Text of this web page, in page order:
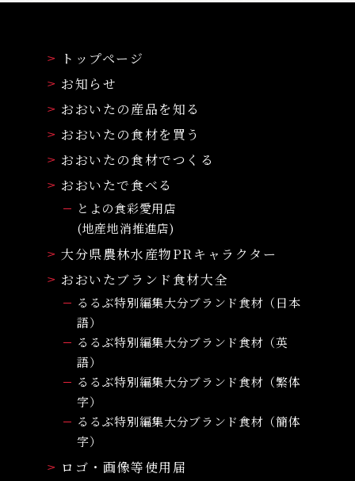
トップページ
お知らせ
おおいたの産品を知る
おおいたの食材を買う
おおいたの食材でつくる
おおいたで食べる
とよの食彩愛用店
(地産地消推進店)
大分県農林水産物PRキャラクター
おおいたブランド食材大全
るるぶ特別編集大分ブランド食材（日本
語）
るるぶ特別編集大分ブランド食材（英
語）
るるぶ特別編集大分ブランド食材（繁体
字）
るるぶ特別編集大分ブランド食材（簡体
字）
ロゴ・画像等使用届